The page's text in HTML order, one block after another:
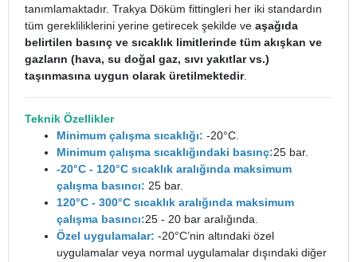
tanımlamaktadır. Trakya Döküm fittingleri her iki standardın
tüm gerekliliklerini yerine getirecek şekilde ve aşağıda
belirtilen basınç ve sıcaklık limitlerinde tüm akışkan ve
gazların (hava, su doğal gaz, sıvı yakıtlar vs.)
taşınmasına uygun olarak üretilmektedir.
Teknik Özellikler
Minimum çalışma sıcaklığı: -20°C.
Minimum çalışma sıcaklığındaki basınç:25 bar.
-20°C - 120°C sıcaklık aralığında maksimum
çalışma basıncı: 25 bar.
120°C - 300°C sıcaklık aralığında maksimum
çalışma basıncı:25 - 20 bar aralığında.
Özel uygulamalar: -20°C’nin altındaki özel
uygulamalar veya normal uygulamalar dışındaki diğer